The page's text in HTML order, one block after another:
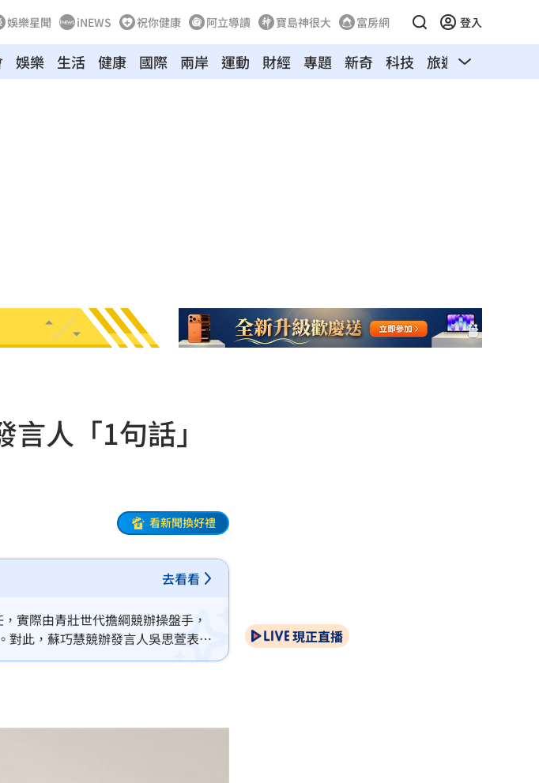
娛樂星聞 iNEWS 祝你健康 阿立導讀 寶島神很大 富房網 登入
娛樂 生活 健康 國際 兩岸 運動 財經 專題 新奇 科技 旅遊 汽車
人「1句話」
看新聞換好禮
去看看
實際由青壯世代擔綱競辦操盤手，
對此，蘇巧慧競辦發言人吳思萱表示
擊蘇巧慧，網友忍不住直言「高下
現正直播